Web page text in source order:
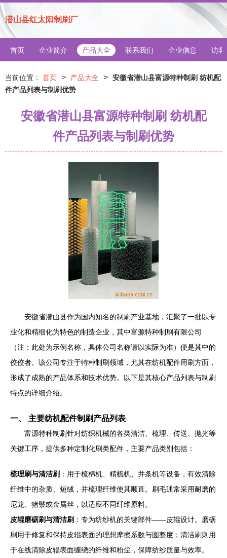
潜山县红太阳制刷厂
首页 企业简介 产品大全 联系我们 企业信息 访客
当前位置： 首页 > 产品大全 > 安徽省潜山县富源特种制刷 纺机配
件产品列表与制刷优势
安徽省潜山县富源特种制刷 纺机配
件产品列表与制刷优势
安徽省潜山县作为国内知名的制刷产业基地，汇聚了一批以专
业化和精细化为特色的制造企业，其中富源特种制刷有限公司
（注：此处为示例名称，具体公司名称请以实际为准）便是其中的
佼佼者。该公司专注于特种制刷领域，尤其在纺机配件用刷方面，
形成了成熟的产品体系和技术优势。以下是其核心产品列表与制刷
特点的详细介绍。
一、 主要纺机配件制刷产品列表
富源特种制刷针对纺织机械的各类清洁、梳理、传送、抛光等
关键工序，提供多种定制化刷类配件，主要产品类别包括：
梳理刷与清洁刷 ：用于梳棉机、精梳机、并条机等设备，有效清除
纤维中的杂质、短绒，并梳理纤维使其顺直。刷毛通常采用耐磨的
尼龙、猪鬃或金属丝，以适应不同纤维原料。
皮辊磨砺刷与清洁刷 ：专为纺纱机的关键部件——皮辊设计。磨砺
刷用于修复和保持皮辊表面的理想摩擦系数与圆整度；清洁刷则用
于在线清除皮辊表面缠绕的纤维和粉尘，保障纺纱质量与效率。